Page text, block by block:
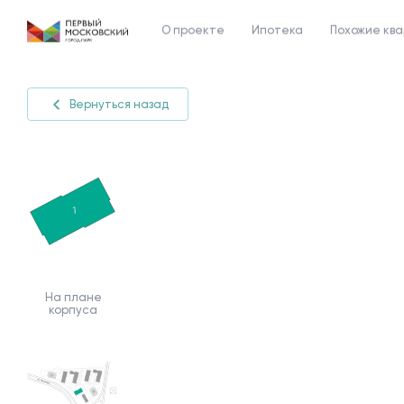
О проекте Ипотека Похожие
На плане
корпуса
Вернуться назад